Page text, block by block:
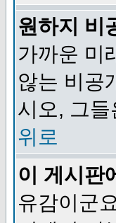
원하지 비
가까운 미
않는 비공
시오, 그
위로
이 게시판
유감이군